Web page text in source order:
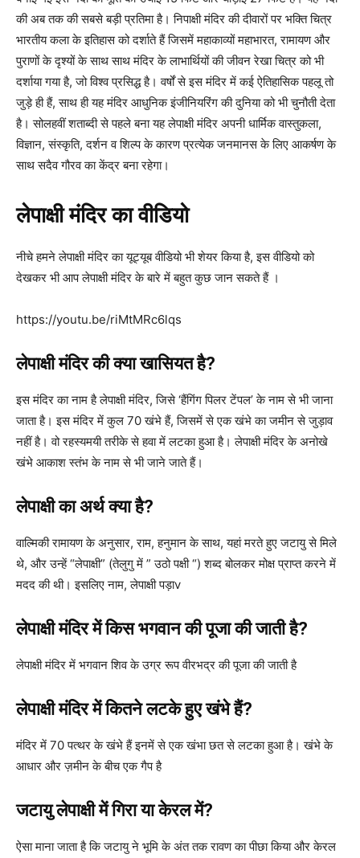
की अब तक की सबसे बड़ी प्रतिमा है। निपाक्षी मंदिर की दीवारों पर भक्ति चित्र
भारतीय कला के इतिहास को दर्शाते हैं जिसमें महाकाव्यों महाभारत, रामायण और
पुराणों के दृश्यों के साथ साथ मंदिर के लाभार्थियों की जीवन रेखा चित्र को भी
दर्शाया गया है, जो विश्व प्रसिद्ध है। वर्षों से इस मंदिर में कई ऐतिहासिक पहलू तो
जुड़े ही हैं, साथ ही यह मंदिर आधुनिक इंजीनियरिंग की दुनिया को भी चुनौती देता
है। सोलहवीं शताब्दी से पहले बना यह लेपाक्षी मंदिर अपनी धार्मिक वास्तुकला,
विज्ञान, संस्कृति, दर्शन व शिल्प के कारण प्रत्येक जनमानस के लिए आकर्षण के
साथ सदैव गौरव का केंद्र बना रहेगा।
लेपाक्षी मंदिर का वीडियो
नीचे हमने लेपाक्षी मंदिर का यूट्यूब वीडियो भी शेयर किया है, इस वीडियो को
देखकर भी आप लेपाक्षी मंदिर के बारे में बहुत कुछ जान सकते हैं ।
https://youtu.be/riMtMRc6lqs
लेपाक्षी मंदिर की क्या खासियत है?
इस मंदिर का नाम है लेपाक्षी मंदिर, जिसे ‘हैंगिंग पिलर टेंपल’ के नाम से भी जाना
जाता है। इस मंदिर में कुल 70 खंभे हैं, जिसमें से एक खंभे का जमीन से जुड़ाव
नहीं है। वो रहस्यमयी तरीके से हवा में लटका हुआ है। लेपाक्षी मंदिर के अनोखे
खंभे आकाश स्तंभ के नाम से भी जाने जाते हैं।
लेपाक्षी का अर्थ क्या है?
वाल्मिकी रामायण के अनुसार, राम, हनुमान के साथ, यहां मरते हुए जटायु से मिले
थे, और उन्हें “लेपाक्षी” (तेलुगु में ” उठो पक्षी “) शब्द बोलकर मोक्ष प्राप्त करने में
मदद की थी। इसलिए नाम, लेपाक्षी पड़ाv
लेपाक्षी मंदिर में किस भगवान की पूजा की जाती है?
लेपाक्षी मंदिर में भगवान शिव के उग्र रूप वीरभद्र की पूजा की जाती है
लेपाक्षी मंदिर में कितने लटके हुए खंभे हैं?
मंदिर में 70 पत्थर के खंभे हैं इनमें से एक खंभा छत से लटका हुआ है। खंभे के
आधार और ज़मीन के बीच एक गैप है
जटायु लेपाक्षी में गिरा या केरल में?
ऐसा माना जाता है कि जटायु ने भूमि के अंत तक रावण का पीछा किया और केरल